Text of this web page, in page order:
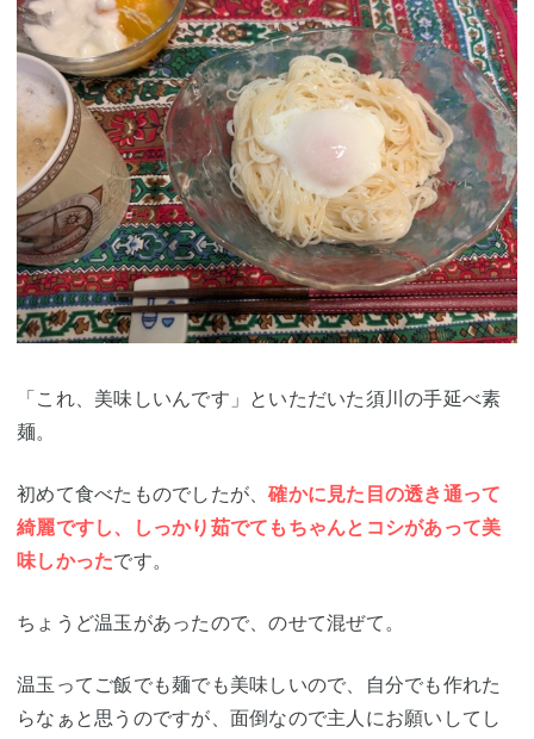
「これ、美味しいんです」といただいた須川の手延べ素
麺。
初めて食べたものでしたが、確かに見た目の透き通って
綺麗ですし、しっかり茹でてもちゃんとコシがあって美
味しかったです。
ちょうど温玉があったので、のせて混ぜて。
温玉ってご飯でも麺でも美味しいので、自分でも作れた
らなぁと思うのですが、面倒なので主人にお願いしてし